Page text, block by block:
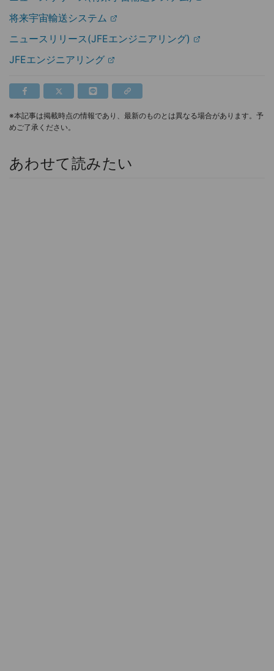
将来宇宙輸送システム
ニュースリリース(JFEエンジニアリング)
JFEエンジニアリング
※本記事は掲載時点の情報であり、最新のものとは異なる場合があります。予
めご了承ください。
あわせて読みたい